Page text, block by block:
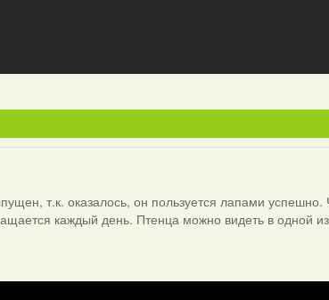
т.к. оказалось, он пользуется лапами успешно.
каждый день. Птенца можно видеть в одной